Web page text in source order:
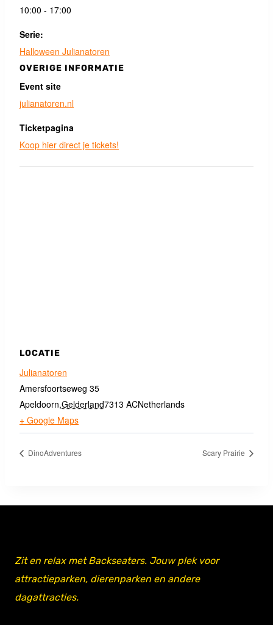
10:00 - 17:00
Serie:
Halloween Julianatoren
OVERIGE INFORMATIE
Event site
julianatoren.nl
Ticketpagina
Koop hier direct je tickets!
LOCATIE
Julianatoren
Amersfoortseweg 35
Apeldoorn,Gelderland7313 ACNetherlands
+ Google Maps
DinoAdventures Scary Prairie
Zit en relax met Backseaters. Jouw plek voor
attractieparken, dierenparken en andere
dagattracties.